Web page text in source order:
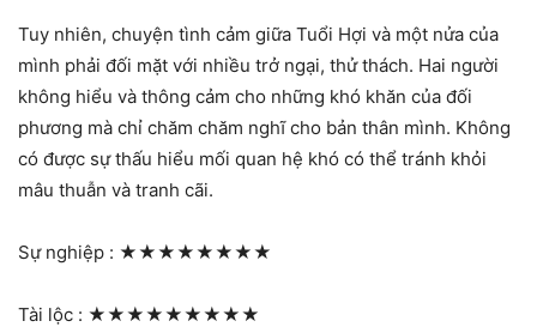
Tuy nhiên, chuyện tình cảm giữa Tuổi Hợi và một nửa của
mình phải đối mặt với nhiều trở ngại, thử thách. Hai người
không hiểu và thông cảm cho những khó khăn của đối
phương mà chỉ chăm chăm nghĩ cho bản thân mình. Không
có được sự thấu hiểu mối quan hệ khó có thể tránh khỏi
mâu thuẫn và tranh cãi.
Sự nghiệp : ★★★★★★★★
Tài lộc : ★★★★★★★★★